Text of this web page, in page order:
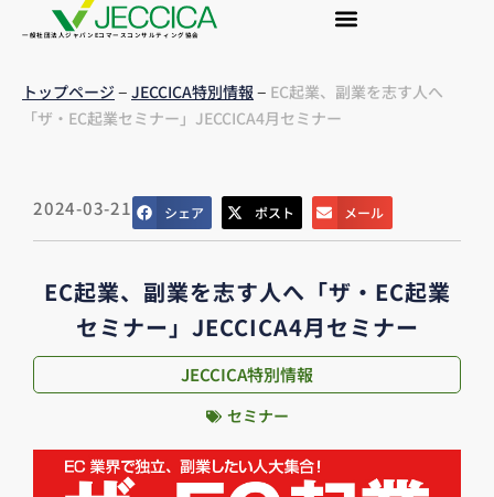
一般社団法人ジャパンEコマースコンサルティング協会
トップページ– JECCICA特別情報 – EC起業、副業を志す人へ
「ザ・EC起業セミナー」JECCICA4月セミナー
2024-03-21 シェア ポスト メール
EC起業、副業を志す人へ「ザ・EC起業
セミナー」JECCICA4月セミナー
JECCICA特別情報
セミナー